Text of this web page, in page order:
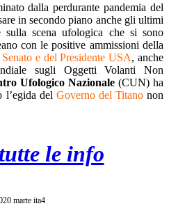
dalla perdurante pandemia del
in secondo piano anche gli ultimi
sulla scena ufologica che si sono
con le positive ammissioni della
Senato e del Presidente USA, anche
sugli Oggetti Volanti Non
Ufologico Nazionale (CUN) ha
l’egida del Governo del Titanonon
le info